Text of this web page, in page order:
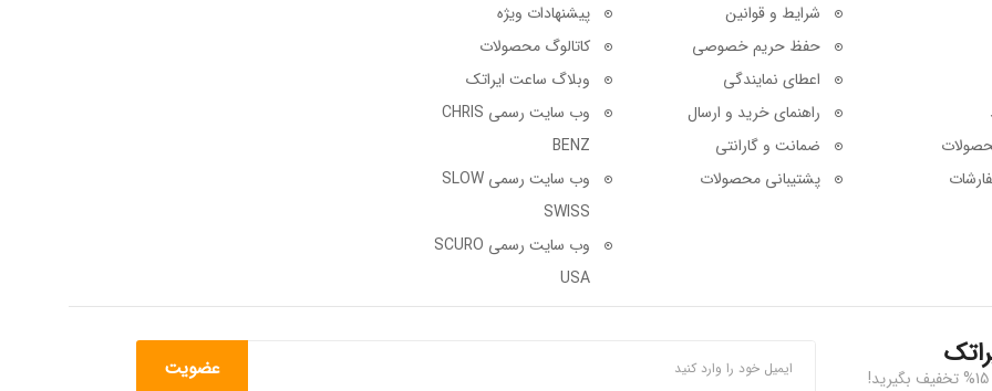
شرایط و قوانین
حفظ حریم خصوصی
اعطای نمایندگی
راهنمای خرید و ارسال
ضمانت و گارانتی
پشتیبانی محصولات
پیشنهادات ویژه
کاتالوگ محصولات
وبلاگ ساعت ایراتک
وب سایت رسمی CHRIS
BENZ
وب سایت رسمی SLOW
SWISS
وب سایت رسمی SCURO
USA
عضویت